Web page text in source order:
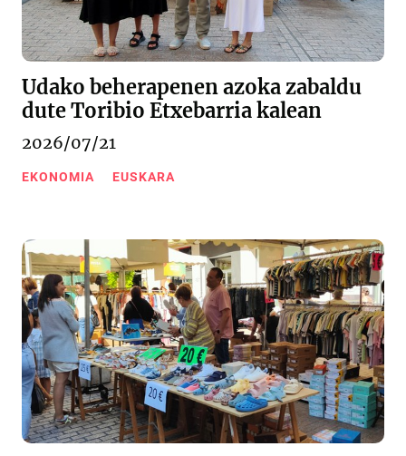
Udako beherapenen azoka zabaldu
dute Toribio Etxebarria kalean
2026/07/21
EKONOMIA EUSKARA